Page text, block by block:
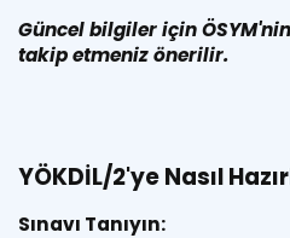
Güncel bilgiler için
takip etmeniz önerilir.
YÖKDİL/2'ye Nasıl
Sınavı Tanıyın: